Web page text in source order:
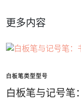
更多内容
白板笔类型型号
白板笔与记号笔